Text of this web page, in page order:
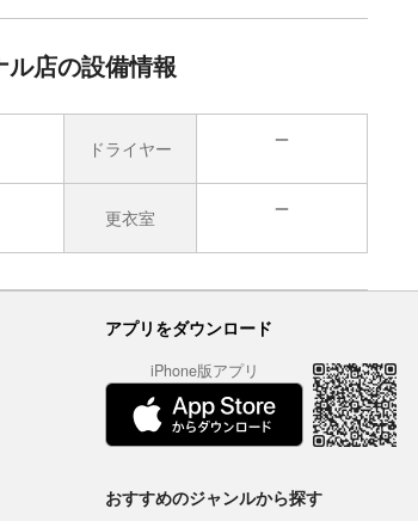
店の設備情報
ドライヤー
更衣室
アプリをダウンロード
iPhone版アプリ
おすすめのジャンルから探す